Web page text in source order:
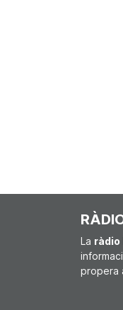
La ràdio
propera